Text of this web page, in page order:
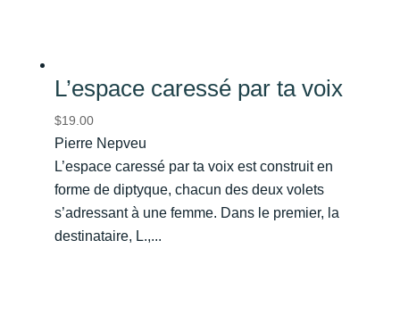
L’espace caressé par ta voix
$19.00
Pierre Nepveu
L’espace caressé par ta voix est construit en
forme de diptyque, chacun des deux volets
s’adressant à une femme. Dans le premier, la
destinataire, L.,...